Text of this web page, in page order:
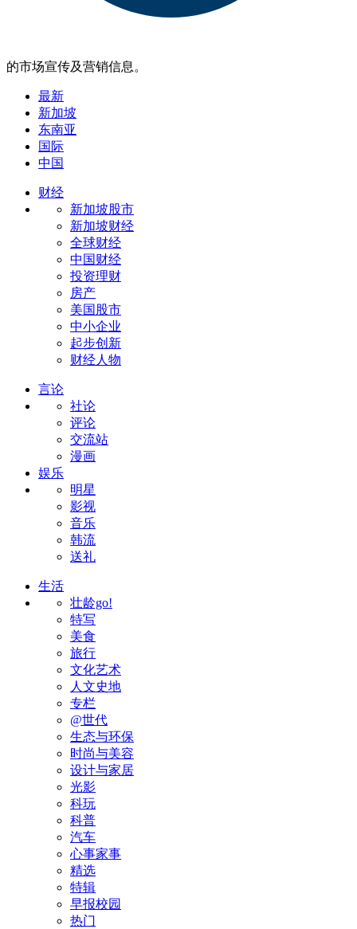
的市场宣传及营销信息。
最新
新加坡
东南亚
国际
中国
财经
新加坡股市
新加坡财经
全球财经
中国财经
投资理财
房产
美国股市
中小企业
起步创新
财经人物
言论
社论
评论
交流站
漫画
娱乐
明星
影视
音乐
韩流
送礼
生活
壮龄go!
特写
美食
旅行
文化艺术
人文史地
专栏
@世代
生态与环保
时尚与美容
设计与家居
光影
科玩
科普
汽车
心事家事
精选
特辑
早报校园
热门